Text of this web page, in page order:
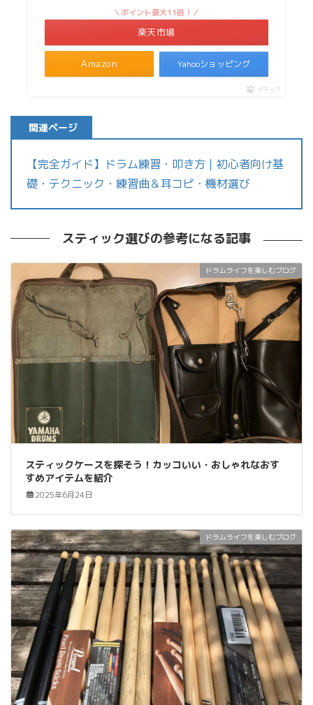
Amazon
＼ポイント最大11倍！／
楽天市場
Yahooショッピング
ポチップ
関連ページ
【完全ガイド】ドラム練習・叩き方｜初心者向け基
礎・テクニック・練習曲＆耳コピ・機材選び
スティック選びの参考になる記事
ドラムライフを楽しむブログ
スティックケースを探そう！カッコいい・おしゃれなおす
すめアイテムを紹介
2025年6月24日
ドラムライフを楽しむブログ